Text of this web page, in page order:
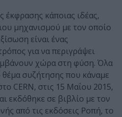
έκφρασης κάποιας ιδέας,
μηχανισμού με τον οποίο
είναι ένας
για να περιγράψει
χώρα στη φύση. Όλα
συζήτησης που κάναμε
CERN, στις 15 Μαΐου 2015,
εκδόθηκε σε βιβλίο με τον
από τις εκδόσεις Ροπή, το